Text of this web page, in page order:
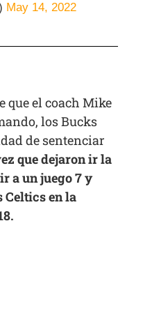
May 14, 2022
que el coach Mike
los Bucks
de sentenciar
que dejaron ir la
a un juego 7 y
Celtics en la